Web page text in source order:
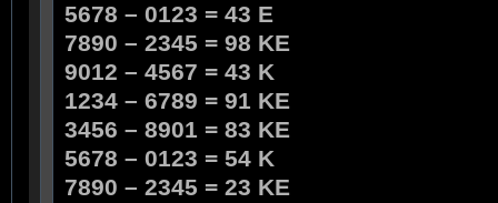
5678 – 0123 = 43 E
7890 – 2345 = 98 KE
9012 – 4567 = 43 K
1234 – 6789 = 91 KE
3456 – 8901 = 83 KE
5678 – 0123 = 54 K
7890 – 2345 = 23 KE